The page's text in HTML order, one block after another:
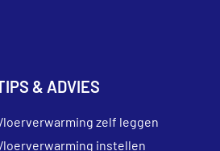
& ADVIES
zelf leggen
instellen